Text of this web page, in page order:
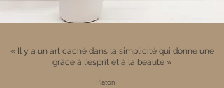
« Il y a un art caché dans la simplicité qui donne une
grâce à l'esprit et à la beauté »
Platon